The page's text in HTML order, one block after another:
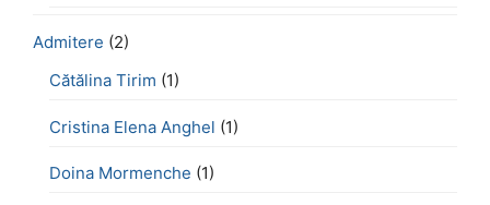
Admitere (2)
Cătălina Tirim (1)
Cristina Elena Anghel (1)
Doina Mormenche (1)